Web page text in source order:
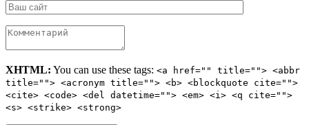
XHTML: You can use these tags: <a href="" title=""> <abbr
title=""> <acronym title=""> <b> <blockquote cite="">
<cite> <code> <del datetime=""> <em> <i> <q cite="">
<s> <strike> <strong>